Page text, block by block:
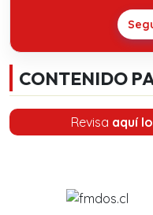
CONTENIDO
Revisa aquí